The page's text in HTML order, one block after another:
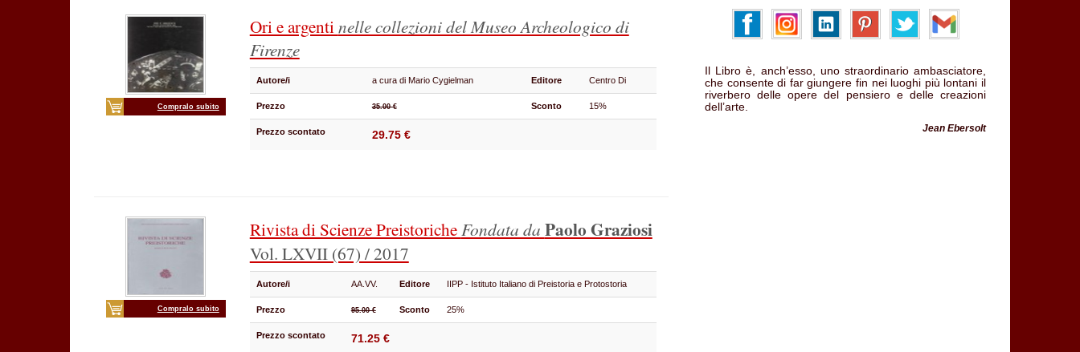
Compralo subito
Ori e argentinelle collezioni del Museo Archeologico di
Firenze
Autore/i a cura di Mario Cygielman Editore Centro Di
Prezzo 35.00 € Sconto 15%
Prezzo scontato 29.75 €
Compralo subito
Rivista di Scienze PreistoricheFondata da Paolo Graziosi
Vol. LXVII (67) / 2017
Autore/i AA.VV. Editore IIPP - Istituto Italiano di Preistoria e Protostoria
Prezzo 95.00 € Sconto 25%
Prezzo scontato 71.25 €
Il Libro è, anch’esso, uno straordinario ambasciatore,
che consente di far giungere fin nei luoghi più lontani il
riverbero delle opere del pensiero e delle creazioni
dell’arte.
Jean Ebersolt